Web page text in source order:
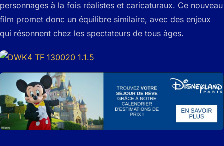
personnages à la fois réalistes et caricaturaux. Ce nouveau
film promet donc un équilibre similaire, avec des enjeux
qui résonnent chez les spectateurs de tous âges.